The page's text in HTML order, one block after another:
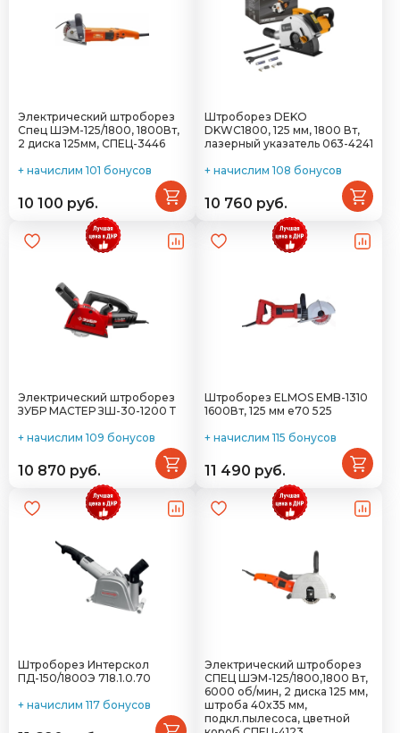
Электрический штроборез
Спец ШЭМ-125/1800, 1800Вт,
2 диска 125мм, СПЕЦ-3446
+ начислим 101 бонусов
10 100 руб.
Штроборез DEKO
DKWC1800, 125 мм, 1800 Вт,
лазерный указатель 063-4241
+ начислим 108 бонусов
10 760 руб.
Электрический штроборез
ЗУБР МАСТЕР ЗШ-30-1200 Т
+ начислим 109 бонусов
10 870 руб.
Штроборез ELMOS EMB-1310
1600Вт, 125 мм e70 525
+ начислим 115 бонусов
11 490 руб.
Штроборез Интерскол
ПД-150/1800Э 718.1.0.70
+ начислим 117 бонусов
Электрический штроборез
СПЕЦ ШЭМ-125/1800,1800 Вт,
6000 об/мин, 2 диска 125 мм,
штроба 40x35 мм,
подкл.пылесоса, цветной